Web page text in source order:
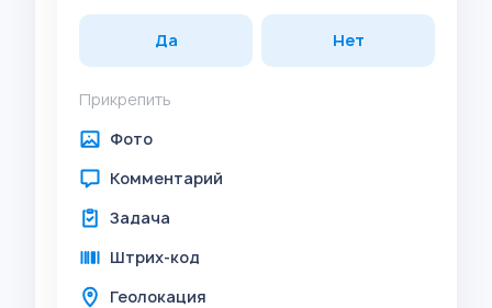
Да Нет
Прикрепить
Фото
Комментарий
Задача
Штрих-код
Геолокация